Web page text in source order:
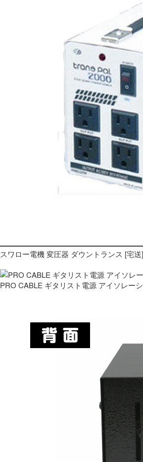
スワロー電機 変圧器 ダウントランス [宅
PRO CABLE ギタリスト電源 アイソレー